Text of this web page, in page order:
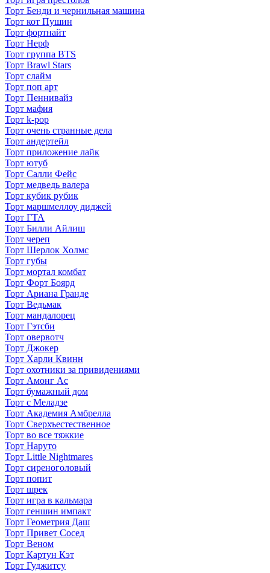
Торт Бенди и чернильная машина
Торт кот Пушин
Торт фортнайт
Торт Нерф
Торт группа BTS
Торт Brawl Stars
Торт слайм
Торт поп арт
Торт Пеннивайз
Торт мафия
Торт k-pop
Торт очень странные дела
Торт андертейл
Торт приложение лайк
Торт ютуб
Торт Салли Фейс
Торт медведь валера
Торт кубик рубик
Торт маршмеллоу диджей
Торт ГТА
Торт Билли Айлиш
Торт череп
Торт Шерлок Холмс
Торт губы
Торт мортал комбат
Торт Форт Боярд
Торт Ариана Гранде
Торт Ведьмак
Торт мандалорец
Торт Гэтсби
Торт овервотч
Торт Джокер
Торт Харли Квинн
Торт охотники за привидениями
Торт Амонг Ас
Торт бумажный дом
Торт с Меладзе
Торт Академия Амбрелла
Торт Сверхъестественное
Торт во все тяжкие
Торт Наруто
Торт Little Nightmares
Торт сиреноголовый
Торт попит
Торт шрек
Торт игра в кальмара
Торт геншин импакт
Торт Геометрия Даш
Торт Привет Сосед
Торт Веном
Торт Картун Кэт
Торт Гуджитсу